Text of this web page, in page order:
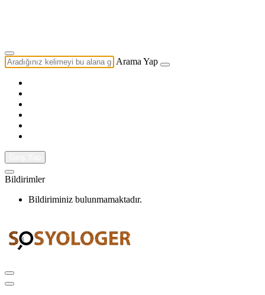
Arama Yap
Bildirimler
Bildiriminiz bulunmamaktadır.